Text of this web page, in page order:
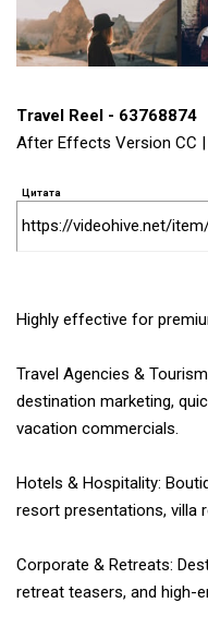
Travel Reel - 63768874
After Effects Version CC |
Цитата
https://videohive.net/
Highly effective for
Travel Agencies &
destination marketing,
vacation commercials.
Hotels & Hospitality:
resort presentations, villa
Corporate & Retreats:
retreat teasers, and high-